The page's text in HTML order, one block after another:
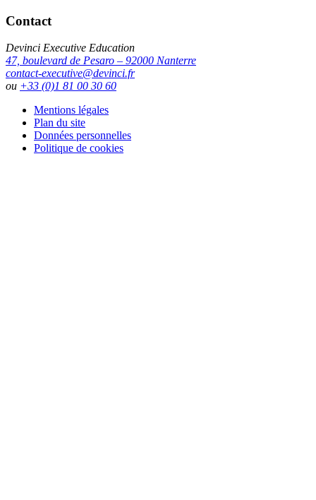
Contact
Devinci Executive Education
47, boulevard de Pesaro – 92000 Nanterre
contact-executive@devinci.fr
ou +33 (0)1 81 00 30 60
Mentions légales
Plan du site
Données personnelles
Politique de cookies